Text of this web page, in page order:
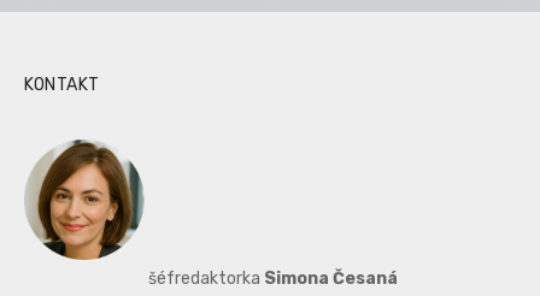
KONTAKT
šéfredaktorka Simona Česaná